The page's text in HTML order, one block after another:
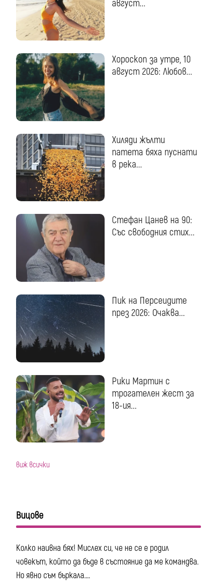
август...
Хороскоп за утре, 10
август 2026: Любов...
Хиляди жълти
патета бяха пуснати
в река...
Стефан Цанев на 90:
Със свободния стих...
Пик на Персеидите
през 2026: Очаква...
Рики Мартин с
трогателен жест за
18-ия...
виж всички
Вицове
Колко наивна бях! Мислех си, че не се е родил
човекът, който да бъде в състояние да ме командва.
Но явно съм бъркала....